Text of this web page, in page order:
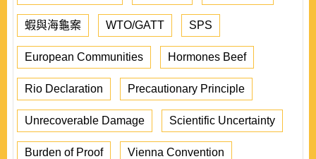
蝦與海龜案 WTO/GATT SPS
European Communities Hormones Beef
Rio Declaration Precautionary Principle
Unrecoverable Damage Scientific Uncertainty
Burden of Proof Vienna Convention